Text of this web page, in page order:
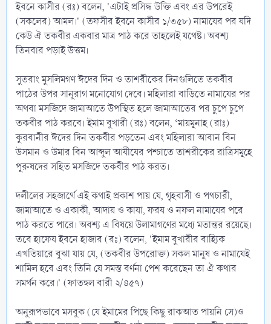
ইবনে কাসীর (রঃ) বলেন, 'এটাই প্রসিদ্ধ উক্তি এবং এর উপরেই
(সকলের) আমল।' (তফসীর ইবনে কাসীর ১/৩৫৮) নামাযের পর যদি
কেউ ঐ তকবীর একবার মাত্র পাঠ করে তাহলেই যথেষ্ট। অবশ্য
তিনবার পড়াই উত্তম।
সুতরাং মুসলিমগণ ঈদের দিন ও তাশরীকের দিনগুলিতে তকবীর
পাঠের উপর সানুরাগ মনোযোগ দেবে। মহিলারা বাড়িতে নামাযের পর
অথবা মসজিদে জামাআতে উপস্থিত হলে জামাআতের পর চুপে চুপে
তকবীর পাঠ করবে। ইমাম বুখারী (রঃ) বলেন, ‘মায়মূনাহ (রাঃ)
কুরবানীর ঈদের দিন তকবীর পড়তেন এবং মহিলারা আবান বিন
উসমান ও উমার বিন আব্দুল আযীযের পশ্চাতে তাশরীকের রাত্রিসমূহে
পুরুষদের সহিত মসজিদে তকবীর পাঠ করত।
দলীলের সহজার্থে এই কথাই প্রকাশ পায় যে, গৃহবাসী ও পথচারী,
জামাআতে ও একাকী, আদায় ও কাযা, ফরয ও নফল নামাযের পরে
পাঠ করতে পারে। অবশ্য এ বিষয়ে উলামাগণের মধ্যে মতান্তর রয়েছে।
তবে হাফেয ইবনে হাজার (রঃ) বলেন, 'ইমাম বুখারীর বাহ্যিক
এখতিয়ারে বুঝা যায় যে, (তকবীর উপরোক্ত) সকল মানুষ ও নামাযেই
শামিল হবে এবং তিনি যে সমস্ত বর্ণনা পেশ করেছেন তা ঐ কথার
সমর্থন করে।' (ফাতহুল বারী ২/৪৫৭)
অনুরূপভাবে মসবুক (যে ইমামের পিছে কিছু রাকআত পায়নি সে)ও